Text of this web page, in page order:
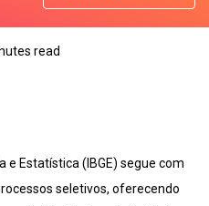
read
e Estatística (IBGE) segue com
seletivos, oferecendo